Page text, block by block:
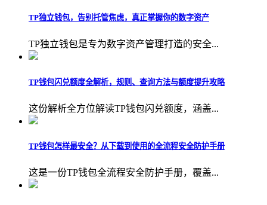
TP独立钱包，告别托管焦虑，真正掌握你的数字资产
TP独立钱包是专为数字资产管理打造的安全...
TP钱包闪兑额度全解析，规则、查询方法与额度提升攻略
这份解析全方位解读TP钱包闪兑额度，涵盖...
TP钱包怎样最安全？从下载到使用的全流程安全防护手册
这是一份TP钱包全流程安全防护手册，覆盖...